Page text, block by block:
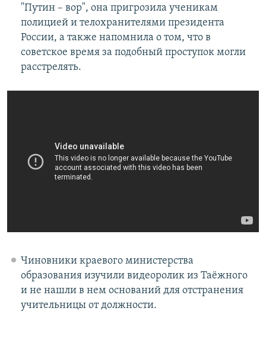
"Путин – вор", она пригрозила ученикам
полицией и телохранителями президента
России, а также напомнила о том, что в
советское время за подобный проступок могли
расстрелять.
Чиновники краевого министерства
образования изучили видеоролик из Таёжного
и не нашли в нем оснований для отстранения
учительницы от должности.